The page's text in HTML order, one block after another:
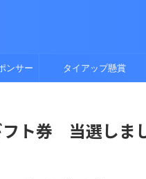
ンサー タイアップ懸賞
フト券 当選しま